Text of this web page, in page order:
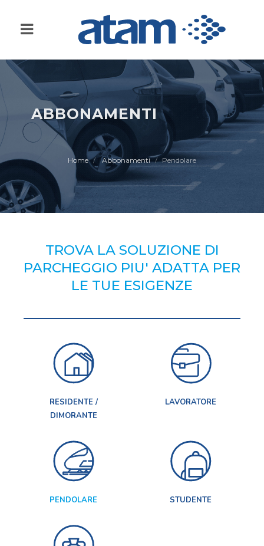
ABBONAMENTI
Home Abbonamenti Pendolare
TROVA LA SOLUZIONE DI
PARCHEGGIO PIU' ADATTA PER
LE TUE ESIGENZE
RESIDENTE /
DIMORANTE
LAVORATORE
PENDOLARE STUDENTE